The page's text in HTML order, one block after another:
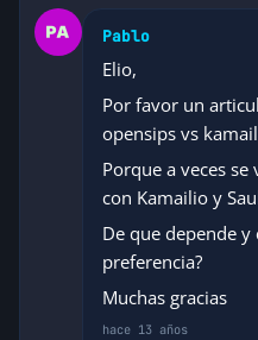
Pablo
Elio,
Por favor un
opensips vs
Porque a veces
con Kamailio y
De que depende
preferencia?
Muchas gracias
hace 13 años